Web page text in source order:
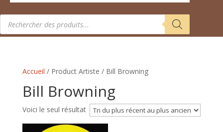
Recherche
produits
Accueil / Product Artiste / Bill Browning
Bill Browning
Voici le seul résultat